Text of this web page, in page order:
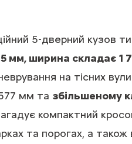
5-дверний кузов
мм, ширина складає 1
на тісних
мм та збільшеному
компактний
та порогах, а також